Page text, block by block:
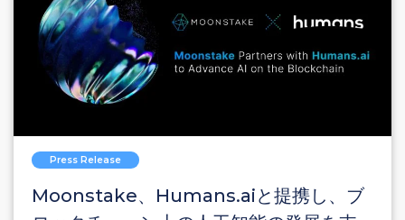
Press Release
Moonstake、Humans.aiと提携し、ブ